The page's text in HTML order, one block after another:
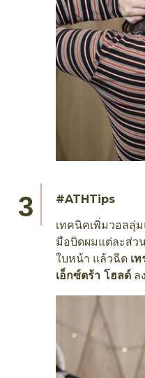
#ATHTips
เทคนิคเพิ่มวอลลุ่
มือบิดผมแต่ละส่ว
ใบหน้า แล้วฉีด เ
เอ็กซ์ตร้า โฮลด์ ล